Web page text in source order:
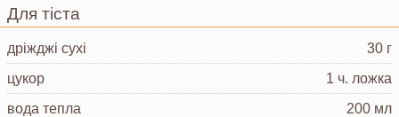
Для тіста
дріжджі сухі
30 г
цукор
1 ч. ложка
вода тепла
200 мл